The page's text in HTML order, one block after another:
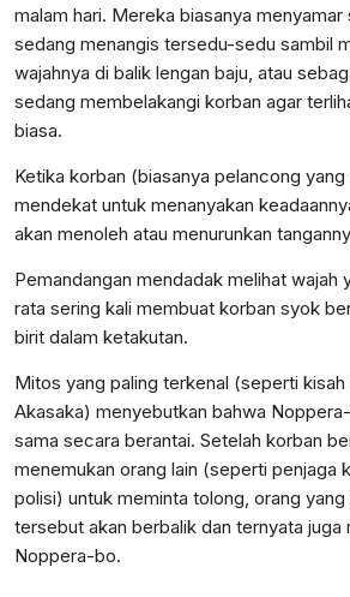
malam hari. Mereka biasanya
sedang menangis tersedu-sedu sambil
wajahnya di balik lengan baju, atau
sedang membelakangi korban agar
biasa.
Ketika korban (biasanya pelancong yang
mendekat untuk menanyakan
akan menoleh atau menurunkan
Pemandangan mendadak melihat wajah
rata sering kali membuat korban syok
birit dalam ketakutan.
Mitos yang paling terkenal (seperti kisah
Akasaka) menyebutkan bahwa
sama secara berantai. Setelah korban
menemukan orang lain (seperti penjaga
polisi) untuk meminta tolong, orang
tersebut akan berbalik dan ternyata juga
Noppera-bo.